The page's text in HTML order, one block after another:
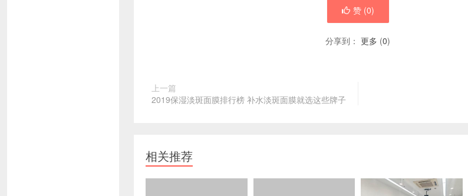
赞 (0)
分享到： 更多 (0)
上一篇
2019保湿淡斑面膜排行榜 补水淡斑面膜就选这些牌子
相关推荐